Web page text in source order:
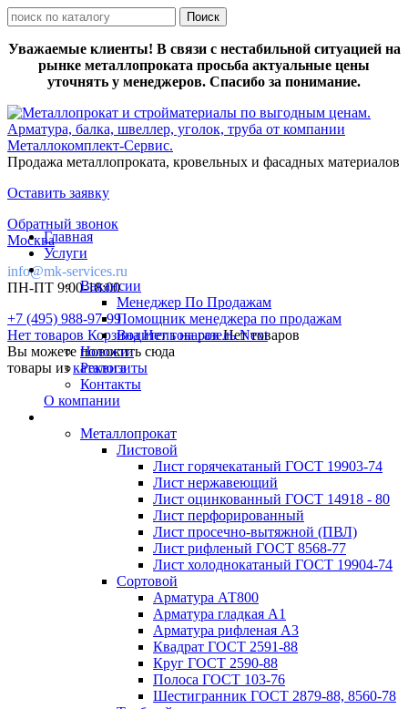
Уважаемые клиенты! В связи с нестабильной ситуацией на
рынке металлопроката просьба актуальные цены
уточнять у менеджеров. Спасибо за понимание.
Продажа металлопроката, кровельных и фасадных материалов
Оставить заявку
Обратный звонок
Москва
info@mk-services.ru
ПН-ПТ 9:00-18:00
+7 (495) 988-97-99
Нет товаров КорзинаНет товаровНет товаров
Вы можете положить сюда
товары изкаталога
Главная
Услуги
Вакансии
Менеджер По Продажам
Помощник менеджера по продажам
Водитель на газель Next
Новости
Реквизиты
Контакты
О компании
Металлопрокат
Листовой
Лист горячекатаный ГОСТ 19903-74
Лист нержавеющий
Лист оцинкованный ГОСТ 14918 - 80
Лист перфорированный
Лист просечно-вытяжной (ПВЛ)
Лист рифленый ГОСТ 8568-77
Лист холоднокатаный ГОСТ 19904-74
Сортовой
Арматура АТ800
Арматура гладкая А1
Арматура рифленая А3
Квадрат ГОСТ 2591-88
Круг ГОСТ 2590-88
Полоса ГОСТ 103-76
Шестигранник ГОСТ 2879-88, 8560-78